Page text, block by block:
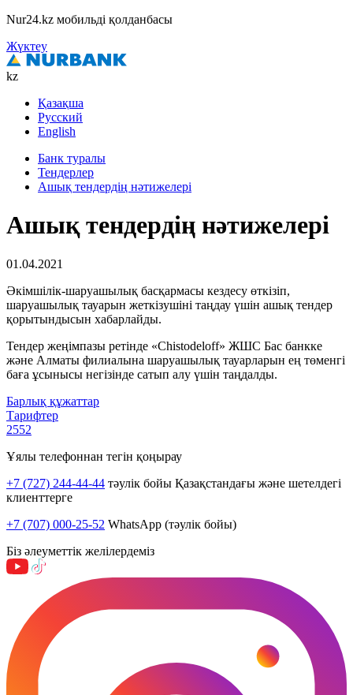
Nur24.kz мобильді қолданбасы
Жүктеу
kz
Қазақша
Русский
English
Банк туралы
Тендерлер
Ашық тендердің нәтижелері
Ашық тендердің нәтижелері
01.04.2021
Әкімшілік-шаруашылық басқармасы кездесу өткізіп,
шаруашылық тауарын жеткізушіні таңдау үшін ашық тендер
қорытындысын хабарлайды.
Тендер жеңімпазы ретінде «Chistodeloff» ЖШС Бас банкке
және Алматы филиалына шаруашылық тауарларын ең төменгі
баға ұсынысы негізінде сатып алу үшін таңдалды.
Барлық құжаттар
Тарифтер
2552
Ұялы телефоннан тегін қоңырау
+7 (727) 244-44-44 тәулік бойы Қазақстандағы және шетелдегі
клиенттерге
+7 (707) 000-25-52 WhatsApp (тәулік бойы)
Біз әлеуметтік желілердеміз